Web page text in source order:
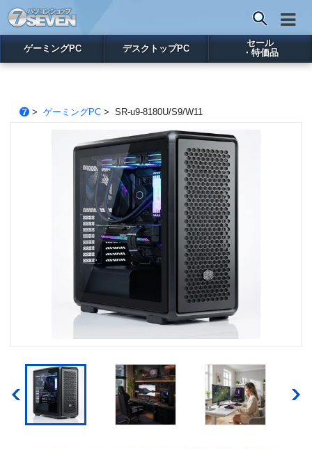
ゲーミングPC デスクトップPC
セール
・特価品
> ゲーミングPC> SR-u9-8180U/S9/W11